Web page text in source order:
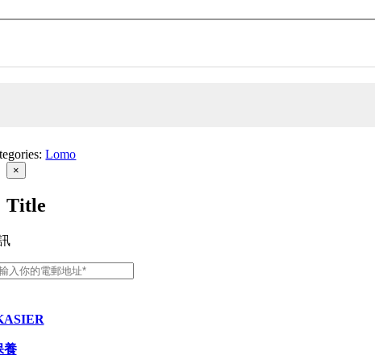
Lomo
Close
product
view
×
Title
養